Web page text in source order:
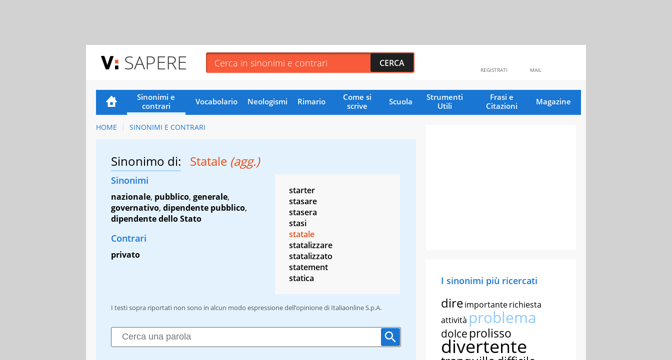
SAPERE MAIL
REGISTRATI
Sinonimi e
contrari
Vocabolario Neologismi Rimario
Come si
scrive
Scuola
Strumenti
Utili
Frasi e
Citazioni
Magazine
HOME SINONIMI E CONTRARI
Sinonimo di: Statale (agg.)
Sinonimi
nazionale, pubblico, generale,
governativo, dipendente pubblico,
dipendente dello Stato
Contrari
privato
starter
stasare
stasera
stasi
statale
statalizzare
statalizzato
statement
statica
I testi sopra riportati non sono in alcun modo espressione dell’opinione di Italiaonline S.p.A.
I sinonimi più ricercati
direimportanterichiesta
attività problema
dolce prolisso
divertente